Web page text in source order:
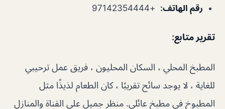
رقم الهاتف:
+97142354444
تقرير متابع:
المطبخ المحلي ، السكان المحليون ، فريق عمل ترحيبي
للغاية ، لا يوجد سائح تقريبًا ، كان الطعام لذيذًا مثل
المطبوخ في مطبخ عائلي. منظر جميل على القناة والمنازل